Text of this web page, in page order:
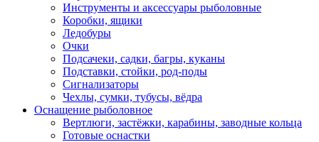
Инструменты и аксессуары рыболовные
Коробки, ящики
Ледобуры
Очки
Подсачеки, садки, багры, куканы
Подставки, стойки, род-поды
Сигнализаторы
Чехлы, сумки, тубусы, вёдра
Оснащение рыболовное
Вертлюги, застёжки, карабины, заводные кольца
Готовые оснастки